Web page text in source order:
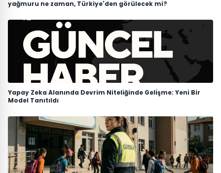
yağmuru ne zaman, Türkiye'den görülecek mi?
Yapay Zeka Alanında Devrim Niteliğinde Gelişme: Yeni Bir
Model Tanıtıldı